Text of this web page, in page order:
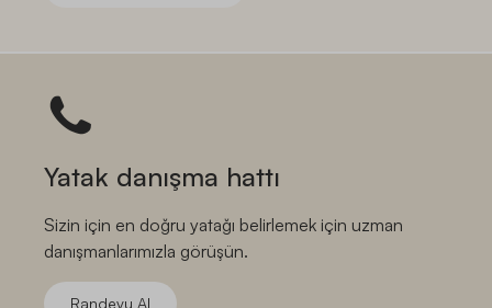
Yatak danışma hattı
Sizin için en doğru yatağı belirlemek için uzman
danışmanlarımızla görüşün.
Randevu Al